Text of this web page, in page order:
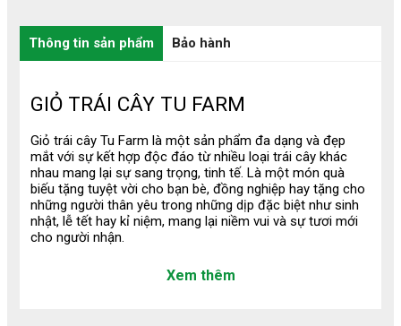
Thông tin sản phẩm Bảo hành
GIỎ TRÁI CÂY TU FARM
Giỏ trái cây Tu Farm là một sản phẩm đa dạng và đẹp
mắt với sự kết hợp độc đáo từ nhiều loại trái cây khác
nhau mang lại sự sang trọng, tinh tế. Là một món quà
biếu tặng tuyệt vời cho bạn bè, đồng nghiệp hay tặng cho
những người thân yêu trong những dịp đặc biệt như sinh
nhật, lễ tết hay kỉ niệm, mang lại niềm vui và sự tươi mới
cho người nhận.
1. Quy Trình Tạo Nên Một Giỏ Trái
Xem thêm